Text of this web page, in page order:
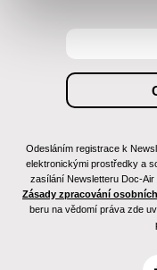
Odesláním registrace k
elektronickými prostředky a
zasílání Newsletteru Doc-
Zásady zpracování
beru na vědomí práva zde